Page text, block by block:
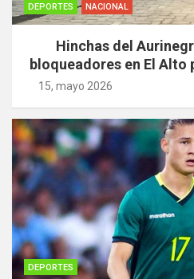
DEPORTES NACIONAL
Hinchas del
bloqueadores en El
15, mayo 2026
DEPORTES